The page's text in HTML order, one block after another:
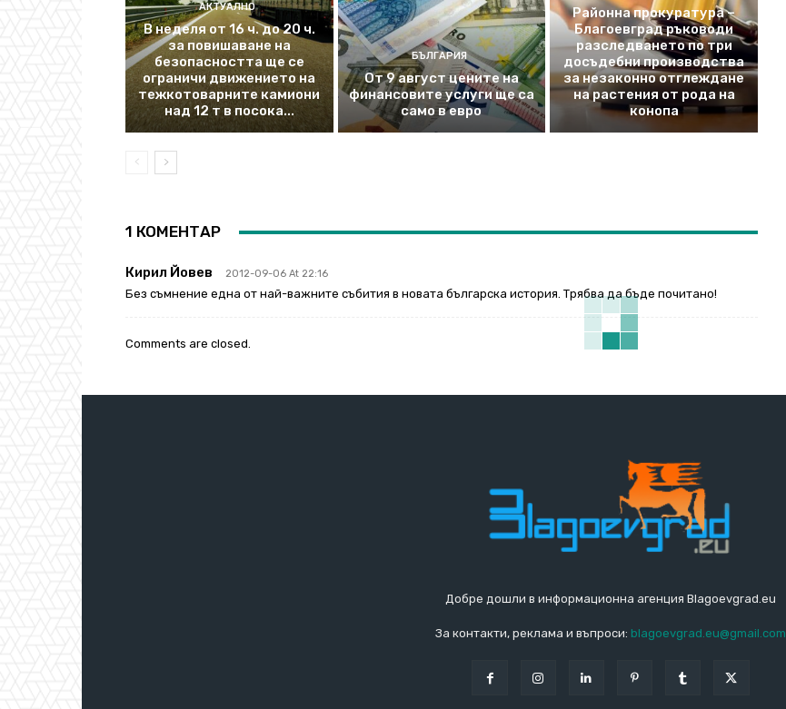
АКТУАЛНО
В неделя от 16 ч. до 20 ч.
за повишаване на
безопасността ще се
ограничи движението на
тежкотоварните камиони
над 12 т в посока...
БЪЛГАРИЯ
От 9 август цените на
финансовите услуги ще са
само в евро
Районна прокуратура –
Благоевград ръководи
разследването по три
досъдебни производства
за незаконно отглеждане
на растения от рода на
конопа
1 КОМЕНТАР
Кирил Йовев 2012-09-06 At 22:16
Без съмнение една от най-важните събития в новата българска история. Трябва да бъде почитано!
Comments are closed.
Добре дошли в информационна агенция Blagoevgrad.eu
За контакти, реклама и въпроси: blagoevgrad.eu@gmail.com